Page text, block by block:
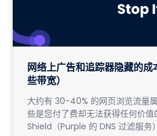
网络上广告和追踪器隐藏的
些带宽）
大约有 30-40% 的网页浏览流量
些是您付了费却无法获得任何价
Shield（Purple 的 DNS 过滤服务